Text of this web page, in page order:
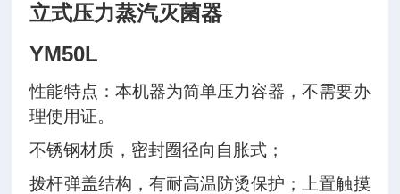
立式压力蒸汽灭菌器
YM50L
性能特点： 本机器为简单压力容器，不需要办
理使用证。
不锈钢材质，密封圈径向自胀式；
拨杆弹盖结构，有耐高温防烫保护；上置触摸